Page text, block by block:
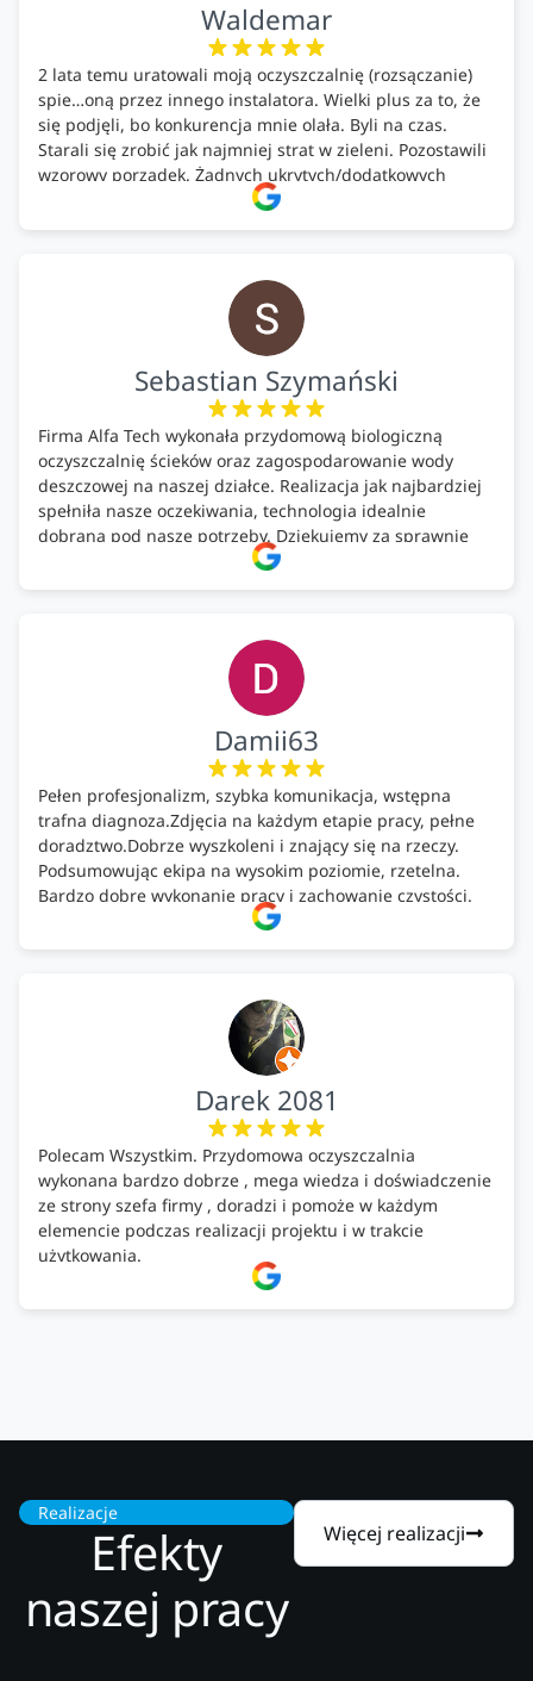
Waldemar
2 lata temu uratowali moją oczyszczalnię (rozsączanie)
spie…oną przez innego instalatora. Wielki plus za to, że
się podjęli, bo konkurencja mnie olała. Byli na czas.
Starali się zrobić jak najmniej strat w zieleni. Pozostawili
wzorowy porządek. Żadnych ukrytych/dodatkowych
kosztów. Zaskoczenie. Kontakt bardzo OK. Obsługa
pomontażowa również OK. A ich środki do oczyszczalni –
Sebastian Szymański
Firma Alfa Tech wykonała przydomową biologiczną
oczyszczalnię ścieków oraz zagospodarowanie wody
deszczowej na naszej działce. Realizacja jak najbardziej
spełniła nasze oczekiwania, technologia idealnie
dobrana pod nasze potrzeby. Dziękujemy za sprawnie
wykonany montaż w świetnej atmosferze! Polecam!
Damii63
Pełen profesjonalizm, szybka komunikacja, wstępna
trafna diagnoza.Zdjęcia na każdym etapie pracy, pełne
doradztwo.Dobrze wyszkoleni i znający się na rzeczy.
Podsumowując ekipa na wysokim poziomie, rzetelna.
Bardzo dobre wykonanie pracy i zachowanie czystości.
Darek 2081
Polecam Wszystkim. Przydomowa oczyszczalnia
wykonana bardzo dobrze , mega wiedza i doświadczenie
ze strony szefa firmy , doradzi i pomoże w każdym
elemencie podczas realizacji projektu i w trakcie
użytkowania.
Firma godna zaufania. Tak trzymać!
Realizacje
Efekty
naszej pracy
Więcej realizacji